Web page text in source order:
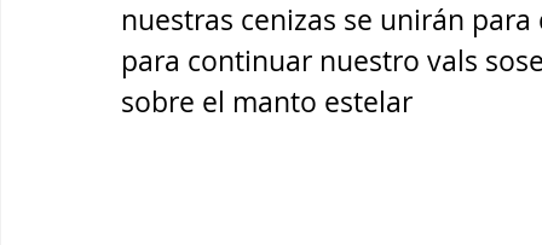
nuestras cenizas se unirán para
para continuar nuestro vals
sobre el manto estelar